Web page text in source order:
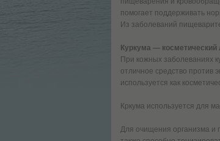
помогает поддерживать
Из заболеваний
Куркума — косметический
При кожных заболеваниях
отличное средство против
используется как
Кркума используется для
Для очищения организма и